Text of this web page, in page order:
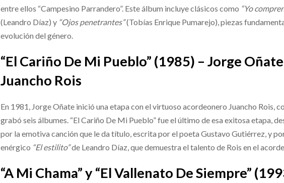
entre ellos “Campesino Parrandero”. Este álbum incluye clásicos como “Yo
(Leandro Díaz) y “Ojos penetrantes”(Tobías Enrique Pumarejo), piezas
evolución del género.
“El Cariño De Mi Pueblo” (1985) – Jorge
Juancho Rois
En 1981, Jorge Oñate inició una etapa con el virtuoso acordeonero Juancho Rois,
grabó seis álbumes. “El Cariño De Mi Pueblo” fue el último de esa exitosa etapa,
por la emotiva canción que le da título, escrita por el poeta Gustavo Gutiérrez, y
enérgico “El estilito”de Leandro Díaz, que demuestra el talento de Rois en el
“A Mi Chama” y “El Vallenato De Siempre”